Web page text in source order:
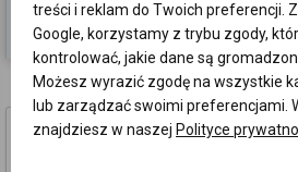
Sortowanie
Ogłoszenia w Moss
ZATRUDNIMY
treści i reklam do Twoich preferencji.
Google, korzystamy z trybu zgody,
kontrolować, jakie dane są
Możesz wyrazić zgodę na wszystkie
lub zarządzać swoimi preferencjami.
znajdziesz w naszej Polityce